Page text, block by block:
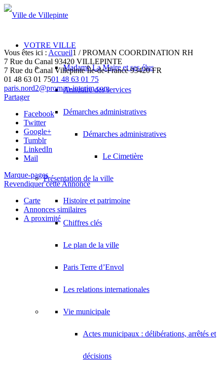
VOTRE VILLE
Madame La Maire et ses élus
Annuaire des services
Démarches administratives
Démarches administratives
Le Cimetière
Présentation de la ville
Histoire et patrimoine
Chiffres clés
Le plan de la ville
Paris Terre d’Envol
Les relations internationales
Vie municipale
Actes municipaux : délibérations, arrêtés et
décisions
Vous êtes ici : Accueil1 / PROMAN COORDINATION RH
7 Rue du Canal 93420 VILLEPINTE
7 Rue du Canal Villepinte Île-de-France 93420 FR
01 48 63 01 7501 48 63 01 75
paris.nord2@proman-interim.com
Partager
Facebook
Twitter
Google+
Tumblr
LinkedIn
Mail
Marque-pages
Revendiquer cette Annonce
Carte
Annonces similaires
A proximité